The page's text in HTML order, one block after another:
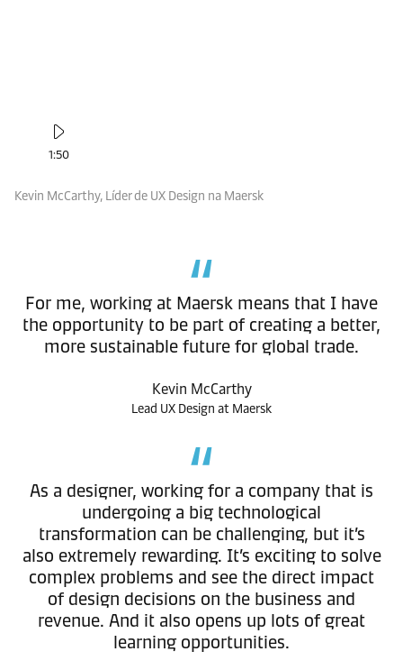
1:50
Kevin McCarthy, Líder de UX Design na Maersk
For me, working at Maersk means that I have
the opportunity to be part of creating a better,
more sustainable future for global trade.
Kevin McCarthy
Lead UX Design at Maersk
As a designer, working for a company that is
undergoing a big technological
transformation can be challenging, but it’s
also extremely rewarding. It’s exciting to solve
complex problems and see the direct impact
of design decisions on the business and
revenue. And it also opens up lots of great
learning opportunities.